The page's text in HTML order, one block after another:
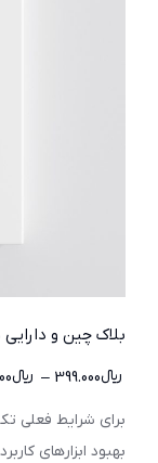
بلاک چین و
﷼399.000
– ﷼
برای شرایط فعلی
بهبود ابزارهای